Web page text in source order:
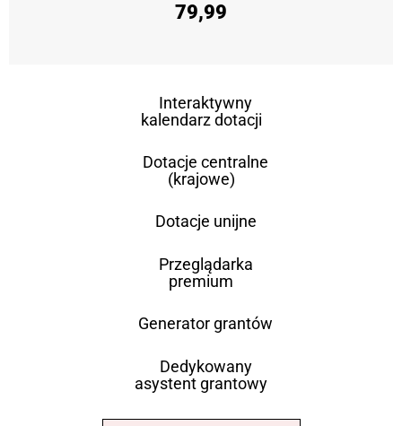
79,99
Interaktywny
kalendarz dotacji
Dotacje centralne
(krajowe)
Dotacje unijne
Przeglądarka
premium
Generator grantów
Dedykowany
asystent grantowy